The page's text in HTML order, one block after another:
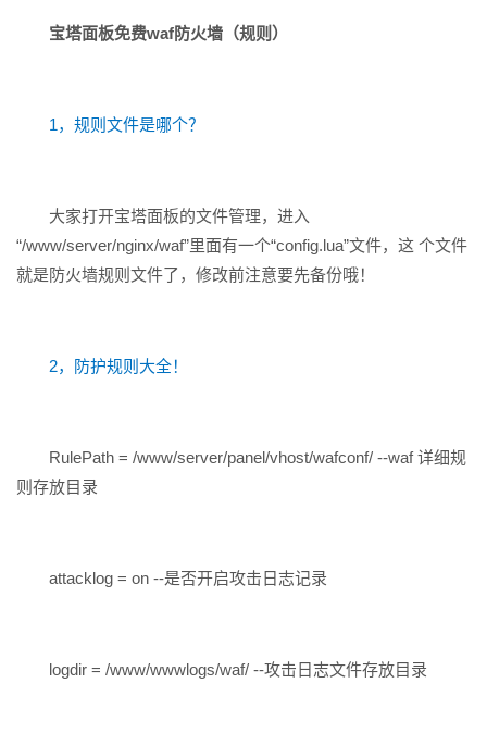
宝塔面板免费waf防火墙（规则）
1，规则文件是哪个？
大家打开宝塔面板的文件管理，进入
“/www/server/nginx/waf”里面有一个“config.lua”文件，这 个文件
就是防火墙规则文件了，修改前注意要先备份哦！
2，防护规则大全！
RulePath = /www/server/panel/vhost/wafconf/ --waf 详细规
则存放目录
attacklog = on --是否开启攻击日志记录
logdir = /www/wwwlogs/waf/ --攻击日志文件存放目录